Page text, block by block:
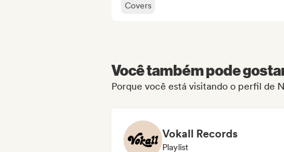
Covers
Você também pode
Porque você está visitando o perfil de
Vokall Records
Playlist